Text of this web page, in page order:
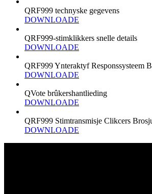
QRF999 technyske gegevens
DOWNLOADE
QRF999-stimklikkers snelle details
DOWNLOADE
QRF999 Ynteraktyf Responssysteem
DOWNLOADE
QVote brûkershantlieding
DOWNLOADE
QRF999 Stimtransmisje Clikcers
DOWNLOADE